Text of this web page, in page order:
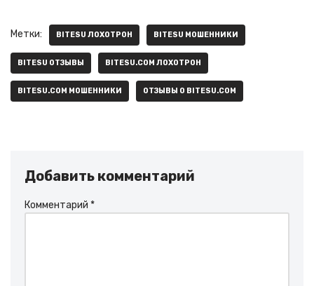
Метки: BITESU ЛОХОТРОН BITESU МОШЕННИКИ
BITESU ОТЗЫВЫ BITESU.COM ЛОХОТРОН
BITESU.COM МОШЕННИКИ ОТЗЫВЫ О BITESU.COM
Добавить комментарий
Комментарий *